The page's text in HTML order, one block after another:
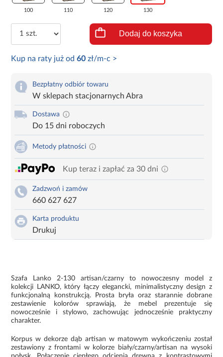
100 110 120 130
Dodaj do koszyka
Kup na raty już od60 zł/m-c >
Bezpłatny odbiór towaru
W sklepach stacjonarnych Abra
Dostawa
Do 15 dni roboczych
Metody płatności
Kup teraz i zapłać za 30 dni
Zadzwoń i zamów
660 627 627
Karta produktu
Drukuj
Szafa Lanko 2-130 artisan/czarny to nowoczesny model z
kolekcji LANKO, który łączy elegancki, minimalistyczny design z
funkcjonalną konstrukcją. Prosta bryła oraz starannie dobrane
zestawienie kolorów sprawiają, że mebel prezentuje się
nowocześnie i stylowo, zachowując jednocześnie praktyczny
charakter.
Korpus w dekorze dąb artisan w matowym wykończeniu został
zestawiony z frontami w kolorze biały/czarny/artisan na wysoki